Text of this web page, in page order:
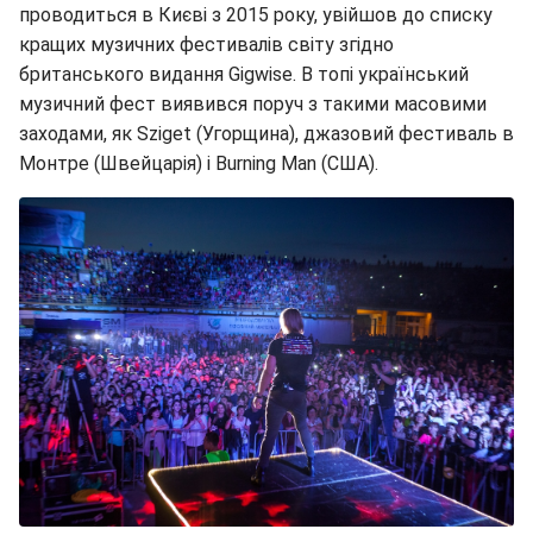
проводиться в Києві з 2015 року, увійшов до списку
кращих музичних фестивалів світу згідно
британського видання Gigwise. В топі український
музичний фест виявився поруч з такими масовими
заходами, як Sziget (Угорщина), джазовий фестиваль в
Монтре (Швейцарія) і Burning Man (США).